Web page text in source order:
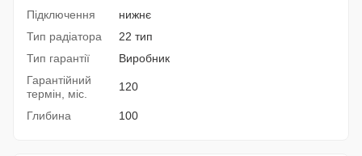
Підключення
нижнє
Тип радіатора
22 тип
Тип гарантії
Виробник
Гарантійний
термін, міс.
120
Глибина 100